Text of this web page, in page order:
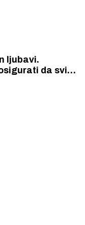
da svi